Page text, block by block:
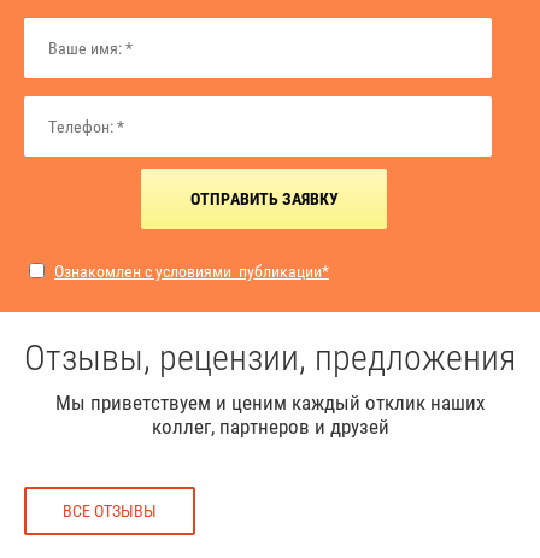
ОТПРАВИТЬ ЗАЯВКУ
Ознакомлен с условиями публикации*
Мы приветствуем и ценим каждый отклик наших
коллег, партнеров и друзей
Отзывы, рецензии, предложения
ВСЕ ОТЗЫВЫ